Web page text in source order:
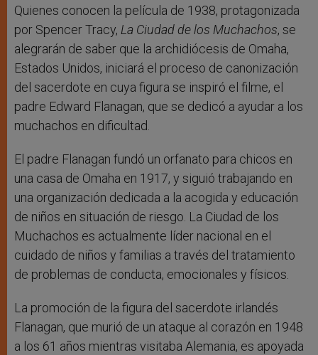
Quienes conocen la película de 1938, protagonizada
por Spencer Tracy, La Ciudad de los Muchachos, se
alegrarán de saber que la archidiócesis de Omaha,
Estados Unidos, iniciará el proceso de canonización
del sacerdote en cuya figura se inspiró el filme, el
padre Edward Flanagan, que se dedicó a ayudar a los
muchachos en dificultad.
El padre Flanagan fundó un orfanato para chicos en
una casa de Omaha en 1917, y siguió trabajando en
una organización dedicada a la acogida y educación
de niños en situación de riesgo. La Ciudad de los
Muchachos es actualmente líder nacional en el
cuidado de niños y familias a través del tratamiento
de problemas de conducta, emocionales y físicos.
La promoción de la figura del sacerdote irlandés
Flanagan, que murió de un ataque al corazón en 1948
a los 61 años mientras visitaba Alemania, es apoyada